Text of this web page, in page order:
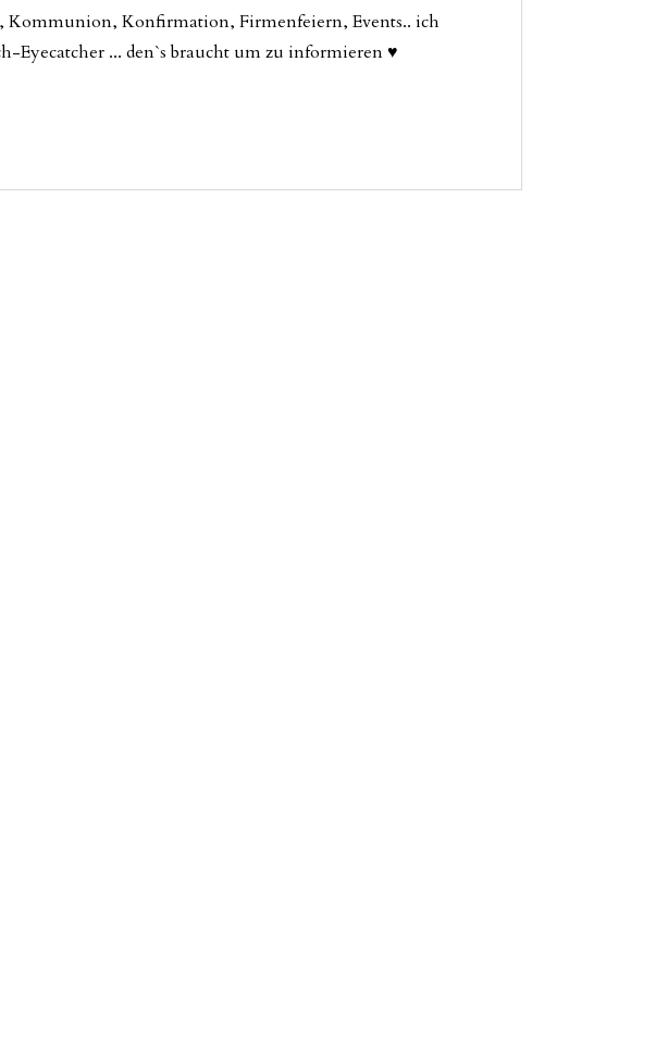
Kommunion, Konfirmation, Firmenfeiern, Events.. ich
Eyecatcher ... den`s braucht um zu informieren ♥